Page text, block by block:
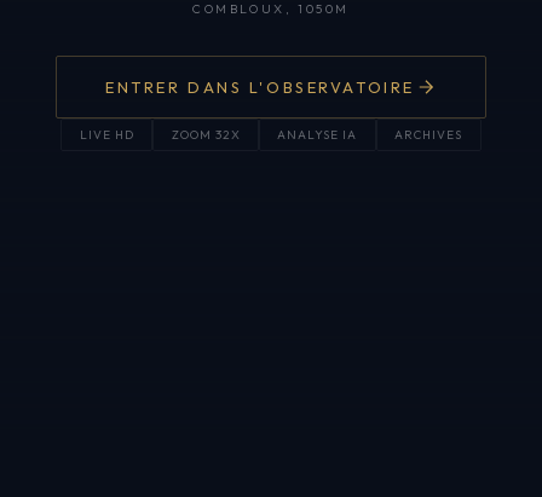
COMBLOUX, 1050M
ENTRER DANS L'OBSERVATOIRE
LIVE HD ZOOM 32X ANALYSE IA ARCHIVES